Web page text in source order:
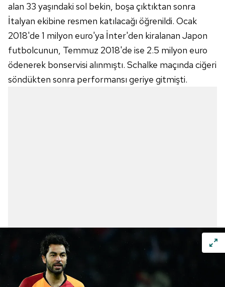
alan 33 yaşındaki sol bekin, boşa çıktıktan sonra
İtalyan ekibine resmen katılacağı öğrenildi. Ocak
2018'de 1 milyon euro'ya İnter'den kiralanan Japon
futbolcunun, Temmuz 2018'de ise 2.5 milyon euro
ödenerek bonservisi alınmıştı. Schalke maçında ciğeri
söndükten sonra performansı geriye gitmişti.